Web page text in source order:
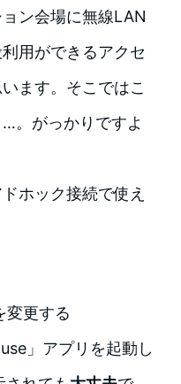
ン会場に無線LAN
用ができるアクセ
ます。そこではこ
。がっかりですよ
ホック接続で使え
変更する
」アプリを起動し